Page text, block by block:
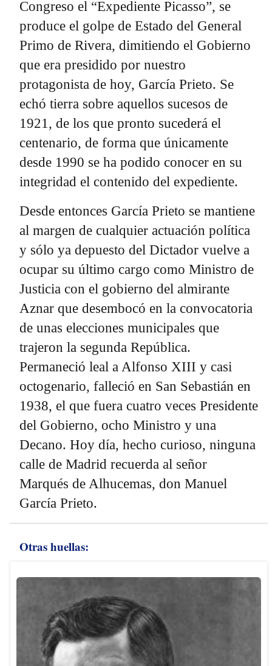
Congreso el “Expediente Picasso”, se
produce el golpe de Estado del General
Primo de Rivera, dimitiendo el Gobierno
que era presidido por nuestro
protagonista de hoy, García Prieto. Se
echó tierra sobre aquellos sucesos de
1921, de los que pronto sucederá el
centenario, de forma que únicamente
desde 1990 se ha podido conocer en su
integridad el contenido del expediente.
Desde entonces García Prieto se mantiene
al margen de cualquier actuación política
y sólo ya depuesto del Dictador vuelve a
ocupar su último cargo como Ministro de
Justicia con el gobierno del almirante
Aznar que desembocó en la convocatoria
de unas elecciones municipales que
trajeron la segunda República.
Permaneció leal a Alfonso XIII y casi
octogenario, falleció en San Sebastián en
1938, el que fuera cuatro veces Presidente
del Gobierno, ocho Ministro y una
Decano. Hoy día, hecho curioso, ninguna
calle de Madrid recuerda al señor
Marqués de Alhucemas, don Manuel
García Prieto.
Otras huellas: